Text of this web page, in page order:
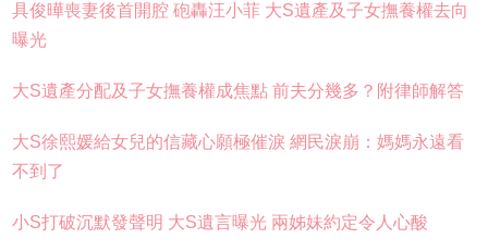
具俊曄喪妻後首開腔 砲轟汪小菲 大S遺產及子女撫養權去向
曝光
大S遺產分配及子女撫養權成焦點 前夫分幾多？附律師解答
大S徐熙媛給女兒的信藏心願極催淚 網民淚崩：媽媽永遠看
不到了
小S打破沉默發聲明 大S遺言曝光 兩姊妹約定令人心酸